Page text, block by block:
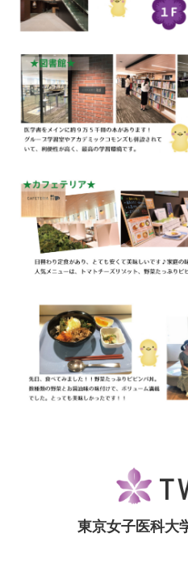
東京女子医科大